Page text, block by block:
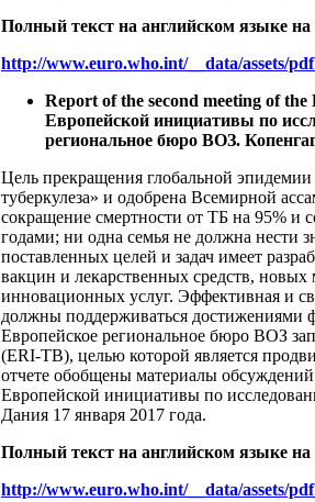
Полный текст на английском языке
http://www.euro.who.int/__data/assets/
Report of the second meeting of
Европейской инициативы по
региональное бюро ВОЗ.
Цель прекращения глобальной
туберкулеза» и одобрена Всемирной
сокращение смертности от ТБ на 95% и
годами; ни одна семья не должна нести
поставленных целей и задач имеет
вакцин и лекарственных средств,
инновационных услуг. Эффективная и
должны поддерживаться достижениями
Европейское региональное бюро ВОЗ
(ERI-TB), целью которой является
отчете обобщены материалы
Европейской инициативы по
Дания 17 января 2017 года.
Полный текст на английском языке
http://www.euro.who.int/__data/assets/